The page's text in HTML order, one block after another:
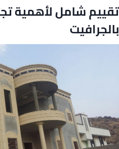
تقييم شامل لأهمية
بالجرافيت